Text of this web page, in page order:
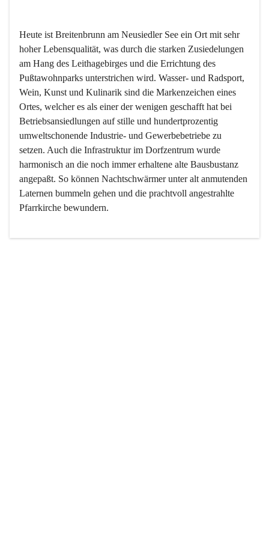
Heute ist Breitenbrunn am Neusiedler See ein Ort mit sehr
hoher Lebensqualität, was durch die starken Zusiedelungen
am Hang des Leithagebirges und die Errichtung des
Pußtawohnparks unterstrichen wird. Wasser- und Radsport,
Wein, Kunst und Kulinarik sind die Markenzeichen eines
Ortes, welcher es als einer der wenigen geschafft hat bei
Betriebsansiedlungen auf stille und hundertprozentig
umweltschonende Industrie- und Gewerbebetriebe zu
setzen. Auch die Infrastruktur im Dorfzentrum wurde
harmonisch an die noch immer erhaltene alte Bausbustanz
angepaßt. So können Nachtschwärmer unter alt anmutenden
Laternen bummeln gehen und die prachtvoll angestrahlte
Pfarrkirche bewundern.
Der Weinbau dominert heute nicht mehr, ist aber integrativer